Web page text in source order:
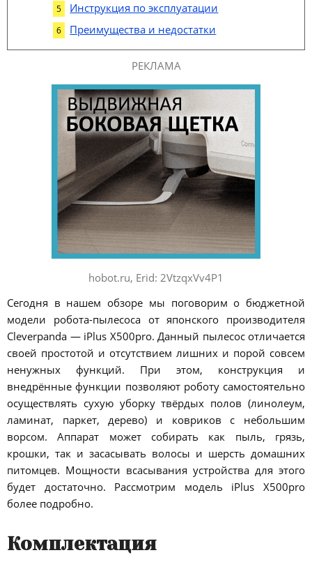
Инструкция по эксплуатации
Преимущества и недостатки
РЕКЛАМА
hobot.ru, Erid: 2VtzqxVv4P1
Сегодня в нашем обзоре мы поговорим о бюджетной
модели робота-пылесоса от японского производителя
Cleverpanda — iPlus X500pro. Данный пылесос отличается
своей простотой и отсутствием лишних и порой совсем
ненужных функций. При этом, конструкция и
внедрённые функции позволяют роботу самостоятельно
осуществлять сухую уборку твёрдых полов (линолеум,
ламинат, паркет, дерево) и ковриков с небольшим
ворсом. Аппарат может собирать как пыль, грязь,
крошки, так и засасывать волосы и шерсть домашних
питомцев. Мощности всасывания устройства для этого
будет достаточно. Рассмотрим модель iPlus X500pro
более подробно.
Комплектация